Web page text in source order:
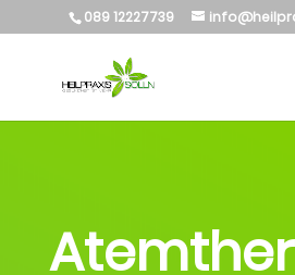
089 12227739